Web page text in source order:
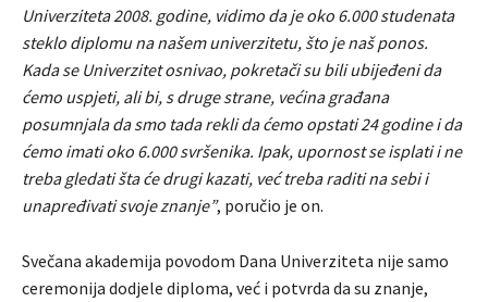
Univerziteta 2008. godine, vidimo da je oko 6.000 studenata
steklo diplomu na našem univerzitetu, što je naš ponos.
Kada se Univerzitet osnivao, pokretači su bili ubijeđeni da
ćemo uspjeti, ali bi, s druge strane, većina građana
posumnjala da smo tada rekli da ćemo opstati 24 godine i da
ćemo imati oko 6.000 svršenika. Ipak, upornost se isplati i ne
treba gledati šta će drugi kazati, već treba raditi na sebi i
unapređivati svoje znanje”, poručio je on.
Svečana akademija povodom Dana Univerziteta nije samo
ceremonija dodjele diploma, već i potvrda da su znanje,